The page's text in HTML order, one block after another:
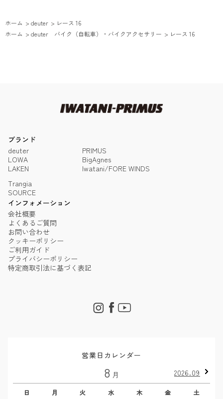
ホーム > deuter > レース 16
ホーム > deuter バイク（自転車）・バイクアクセサリー > レース 16
ブランド
deuter
LOWA
LAKEN
PRIMUS
BigAgnes
Iwatani/FORE WINDS
Trangia
SOURCE
インフォメーション
会社概要
よくあるご質問
お問い合わせ
クッキーポリシー
ご利用ガイド
プライバシーポリシー
特定商取引法に基づく表記
営業日カレンダー
8 月 2026.09
日 月 火 水 木 金 土